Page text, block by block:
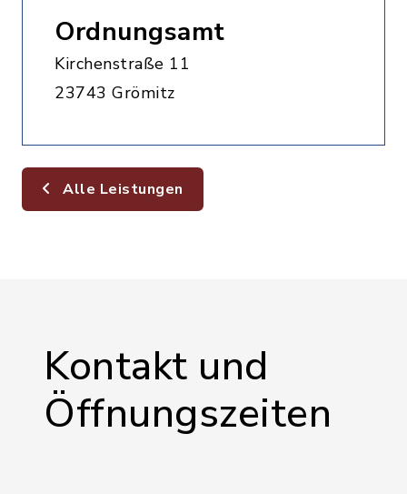
Ordnungsamt
Kirchenstraße 11
23743 Grömitz
Alle Leistungen
Kontakt und
Öffnungszeiten